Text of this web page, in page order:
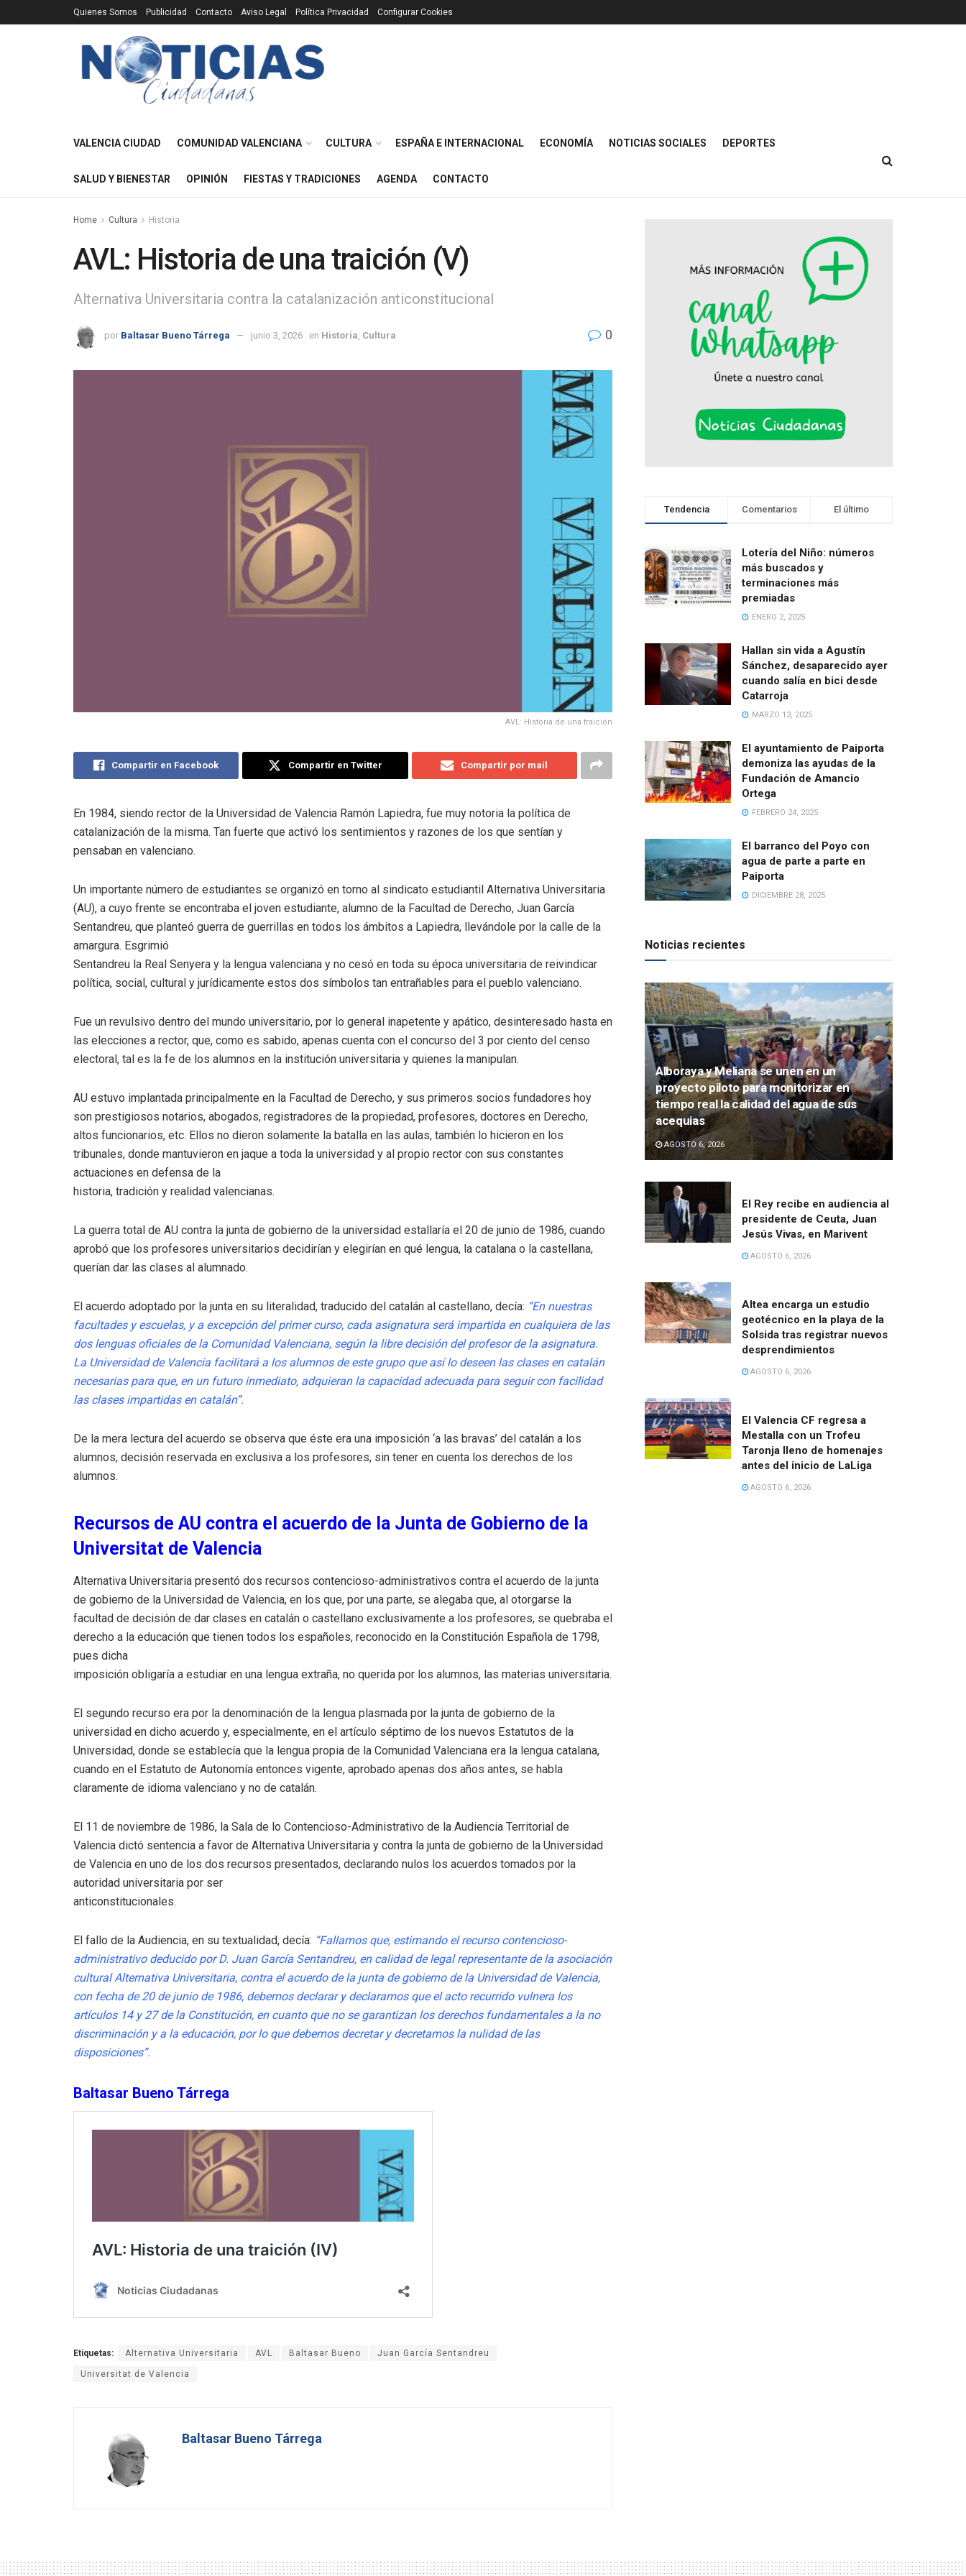
Quienes Somos Publicidad Contacto Aviso Legal Política Privacidad Configurar Cookies
VALENCIA CIUDAD COMUNIDAD VALENCIANA CULTURA ESPAÑA E INTERNACIONAL ECONOMÍA NOTICIAS SOCIALES DEPORTES
SALUD Y BIENESTAR OPINIÓN FIESTAS Y TRADICIONES AGENDA CONTACTO
Home Cultura Historia
AVL: Historia de una traición (V)
Alternativa Universitaria contra la catalanización anticonstitucional
por Baltasar Bueno Tárrega junio 3, 2026 en Historia Cultura 0
AVL: Historia de una traición
Compartir en Facebook Compartir en Twitter Compartir por mail
En 1984, siendo rector de la Universidad de Valencia Ramón Lapiedra, fue muy notoria la política de
catalanización de la misma. Tan fuerte que activó los sentimientos y razones de los que sentían y
pensaban en valenciano.
Un importante número de estudiantes se organizó en torno al sindicato estudiantil Alternativa Universitaria
(AU), a cuyo frente se encontraba el joven estudiante, alumno de la Facultad de Derecho, Juan García
Sentandreu, que planteó guerra de guerrillas en todos los ámbitos a Lapiedra, llevándole por la calle de la
amargura. Esgrimió
Sentandreu la Real Senyera y la lengua valenciana y no cesó en toda su época universitaria de reivindicar
política, social, cultural y jurídicamente estos dos símbolos tan entrañables para el pueblo valenciano.
Fue un revulsivo dentro del mundo universitario, por lo general inapetente y apático, desinteresado hasta en
las elecciones a rector, que, como es sabido, apenas cuenta con el concurso del 3 por ciento del censo
electoral, tal es la fe de los alumnos en la institución universitaria y quienes la manipulan.
AU estuvo implantada principalmente en la Facultad de Derecho, y sus primeros socios fundadores hoy
son prestigiosos notarios, abogados, registradores de la propiedad, profesores, doctores en Derecho,
altos funcionarios, etc. Ellos no dieron solamente la batalla en las aulas, también lo hicieron en los
tribunales, donde mantuvieron en jaque a toda la universidad y al propio rector con sus constantes
actuaciones en defensa de la
historia, tradición y realidad valencianas.
La guerra total de AU contra la junta de gobierno de la universidad estallaría el 20 de junio de 1986, cuando
aprobó que los profesores universitarios decidirían y elegirían en qué lengua, la catalana o la castellana,
querían dar las clases al alumnado.
El acuerdo adoptado por la junta en su literalidad, traducido del catalán al castellano, decía: “En nuestras
facultades y escuelas, y a excepción del primer curso, cada asignatura será impartida en cualquiera de las
dos lenguas oficiales de la Comunidad Valenciana, según la libre decisión del profesor de la asignatura.
La Universidad de Valencia facilitará a los alumnos de este grupo que así lo deseen las clases en catalán
necesarias para que, en un futuro inmediato, adquieran la capacidad adecuada para seguir con facilidad
las clases impartidas en catalán”.
De la mera lectura del acuerdo se observa que éste era una imposición ‘a las bravas’ del catalán a los
alumnos, decisión reservada en exclusiva a los profesores, sin tener en cuenta los derechos de los
alumnos.
Recursos de AU contra el acuerdo de la Junta de Gobierno de la
Universitat de Valencia
Alternativa Universitaria presentó dos recursos contencioso-administrativos contra el acuerdo de la junta
de gobierno de la Universidad de Valencia, en los que, por una parte, se alegaba que, al otorgarse la
facultad de decisión de dar clases en catalán o castellano exclusivamente a los profesores, se quebraba el
derecho a la educación que tienen todos los españoles, reconocido en la Constitución Española de 1798,
pues dicha
imposición obligaría a estudiar en una lengua extraña, no querida por los alumnos, las materias universitaria.
El segundo recurso era por la denominación de la lengua plasmada por la junta de gobierno de la
universidad en dicho acuerdo y, especialmente, en el artículo séptimo de los nuevos Estatutos de la
Universidad, donde se establecía que la lengua propia de la Comunidad Valenciana era la lengua catalana,
cuando en el Estatuto de Autonomía entonces vigente, aprobado apenas dos años antes, se habla
claramente de idioma valenciano y no de catalán.
El 11 de noviembre de 1986, la Sala de lo Contencioso-Administrativo de la Audiencia Territorial de
Valencia dictó sentencia a favor de Alternativa Universitaria y contra la junta de gobierno de la Universidad
de Valencia en uno de los dos recursos presentados, declarando nulos los acuerdos tomados por la
autoridad universitaria por ser
anticonstitucionales.
El fallo de la Audiencia, en su textualidad, decía: “Fallamos que, estimando el recurso contencioso-
administrativo deducido por D. Juan García Sentandreu, en calidad delegal representante de la asociación
cultural Alternativa Universitaria, contra elacuerdo de la junta de gobierno de la Universidad de Valencia,
con fecha de 20 dejunio de 1986, debemos declarar y declaramos que el acto recurrido vulnera los
artículos 14 y 27 de la Constitución, en cuanto que no se garantizan los derechos fundamentales a la no
discriminación y a la educación, por lo que debemos decretar ydecretamos la nulidad de las
disposiciones”.
Baltasar Bueno Tárrega
Etiquetas: Alternativa Universitaria AVL Baltasar Bueno Juan García Sentandreu
Universitat de Valencia
Baltasar Bueno Tárrega
Tendencia Comentarios El último
Lotería del Niño: números
más buscados y
terminaciones más
premiadas
ENERO 2, 2025
Hallan sin vida a Agustín
Sánchez, desaparecido ayer
cuando salía en bici desde
Catarroja
MARZO 13, 2025
El ayuntamiento de Paiporta
demoniza las ayudas de la
Fundación de Amancio
Ortega
FEBRERO 24, 2025
El barranco del Poyo con
agua de parte a parte en
Paiporta
DICIEMBRE 28, 2025
Noticias recientes
Alboraya y Meliana se unen en un
proyecto piloto para monitorizar en
tiempo real la calidad del agua de sus
acequias
AGOSTO 6, 2026
El Rey recibe en audiencia al
presidente de Ceuta, Juan
Jesús Vivas, en Marivent
AGOSTO 6, 2026
Altea encarga un estudio
geotécnico en la playa de la
Solsida tras registrar nuevos
desprendimientos
AGOSTO 6, 2026
El Valencia CF regresa a
Mestalla con un Trofeu
Taronja lleno de homenajes
antes del inicio de LaLiga
AGOSTO 6, 2026